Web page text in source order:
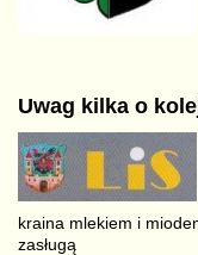
Uwag kilka o
kraina mlekiem i
zasługą